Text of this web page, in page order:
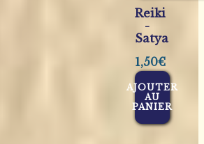
Reiki
-
Satya
1,50€
AJOUTER
AU
PANIER